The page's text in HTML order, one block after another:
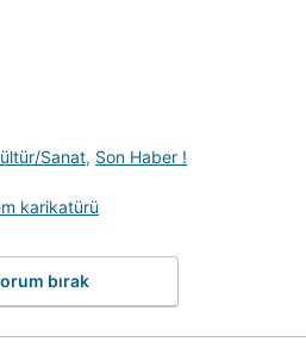
Sanat, Son Haber !
karikatürü
bırak